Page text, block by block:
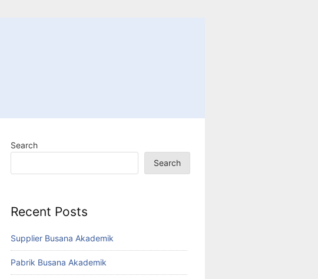
Search
Search
Recent Posts
Supplier Busana Akademik
Pabrik Busana Akademik